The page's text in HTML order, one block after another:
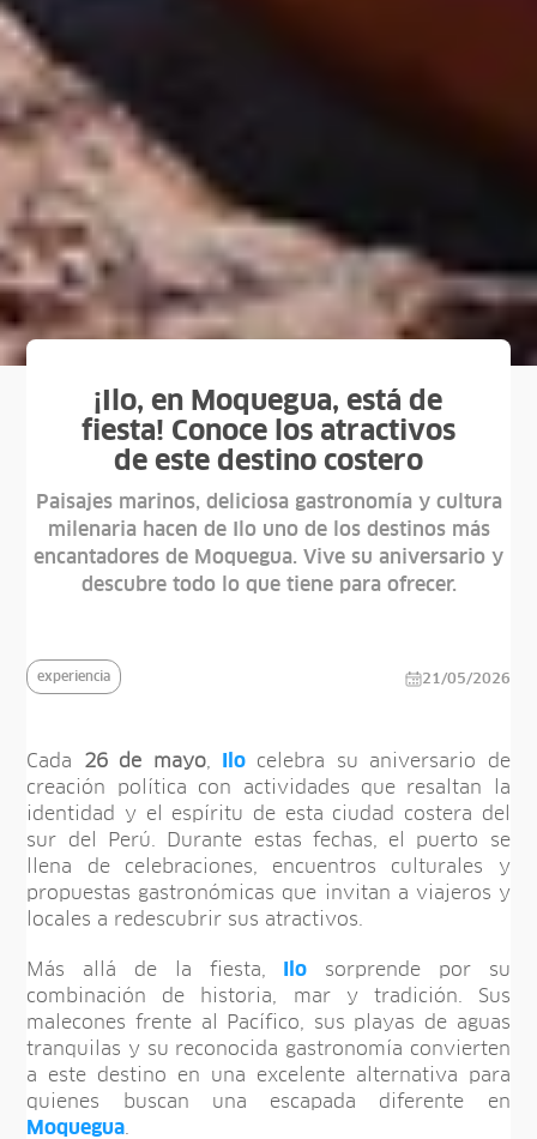
¡Ilo, en Moquegua, está de
fiesta! Conoce los atractivos
de este destino costero
Paisajes marinos, deliciosa gastronomía y cultura
milenaria hacen de Ilo uno de los destinos más
encantadores de Moquegua. Vive su aniversario y
descubre todo lo que tiene para ofrecer.
experiencia 21/05/2026
Cada 26 de mayo, Ilo celebra su aniversario de
creación política con actividades que resaltan la
identidad y el espíritu de esta ciudad costera del
sur del Perú. Durante estas fechas, el puerto se
llena de celebraciones, encuentros culturales y
propuestas gastronómicas que invitan a viajeros y
locales a redescubrir sus atractivos.
Más allá de la fiesta, Ilo sorprende por su
combinación de historia, mar y tradición. Sus
malecones frente al Pacífico, sus playas de aguas
tranquilas y su reconocida gastronomía convierten
a este destino en una excelente alternativa para
quienes buscan una escapada diferente en
Moquegua